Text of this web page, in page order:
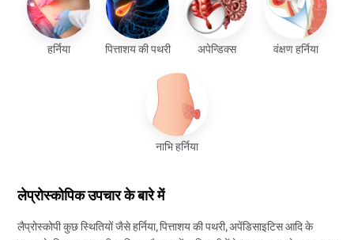
हर्निया पित्ताशय की पथरी अपेन्डिक्स वंक्षण हर्निया
नाभि हर्निया
लेप्रोस्कोपिक उपचार के बारे में
लैप्रोस्कोपी कुछ स्थितियों जैसे हर्निया, पित्ताशय की पथरी, अपेंडिसाइटिस आदि के